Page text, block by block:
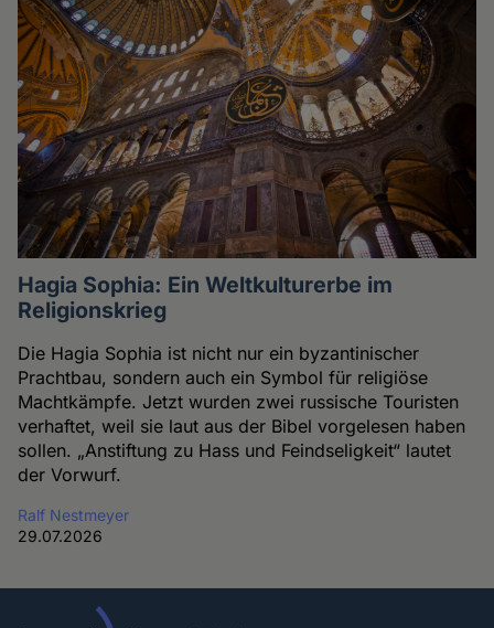
Hagia Sophia: Ein Weltkulturerbe im
Religionskrieg
Die Hagia Sophia ist nicht nur ein byzantinischer
Prachtbau, sondern auch ein Symbol für religiöse
Machtkämpfe. Jetzt wurden zwei russische Touristen
verhaftet, weil sie laut aus der Bibel vorgelesen haben
sollen. „Anstiftung zu Hass und Feindseligkeit“ lautet
der Vorwurf.
Ralf Nestmeyer
29.07.2026